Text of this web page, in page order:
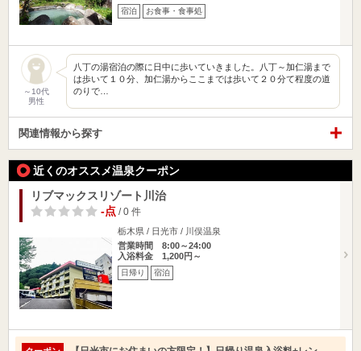
宿泊 お食事・食事処
～10代
男性
八丁の湯宿泊の際に日中に歩いていきました。八丁～加仁湯まで
は歩いて１０分、加仁湯からここまでは歩いて２０分て程度の道
のりで…
関連情報から探す
近くのオススメ温泉クーポン
リブマックスリゾート川治
-点/ 0 件
栃木県 / 日光市 / 川俣温泉
営業時間 8:00～24:00
入浴料金 1,200円～
日帰り 宿泊